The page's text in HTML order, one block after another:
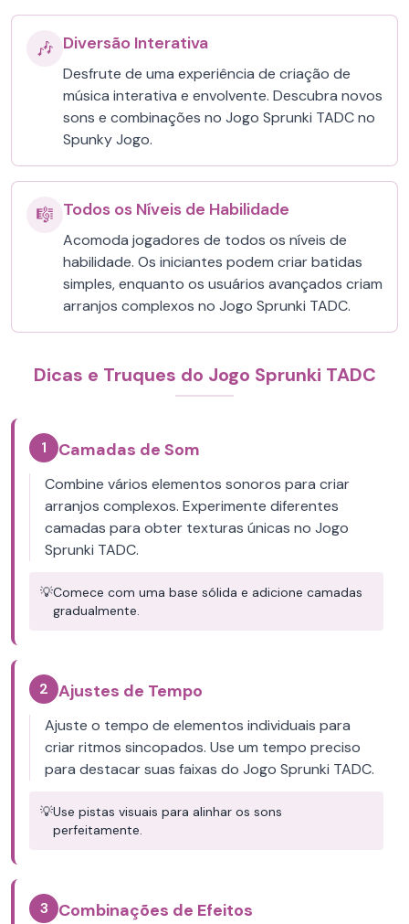
🎶 Diversão Interativa
Desfrute de uma experiência de criação de
música interativa e envolvente. Descubra novos
sons e combinações no Jogo Sprunki TADC no
Spunky Jogo.
🎼 Todos os Níveis de Habilidade
Acomoda jogadores de todos os níveis de
habilidade. Os iniciantes podem criar batidas
simples, enquanto os usuários avançados criam
arranjos complexos no Jogo Sprunki TADC.
Dicas e Truques do Jogo Sprunki TADC
1 Camadas de Som
Combine vários elementos sonoros para criar
arranjos complexos. Experimente diferentes
camadas para obter texturas únicas no Jogo
Sprunki TADC.
💡Comece com uma base sólida e adicione camadas
gradualmente.
2 Ajustes de Tempo
Ajuste o tempo de elementos individuais para
criar ritmos sincopados. Use um tempo preciso
para destacar suas faixas do Jogo Sprunki TADC.
💡Use pistas visuais para alinhar os sons
perfeitamente.
3 Combinações de Efeitos